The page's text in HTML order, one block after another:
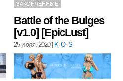
ЗАКОНЧЕННЫЕ
Battle of the Bulges
[v1.0] [EpicLust]
25 июля, 2020| K_O_S